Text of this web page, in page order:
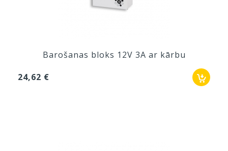
Barošanas bloks 12V 3A ar kārbu
24,62 €